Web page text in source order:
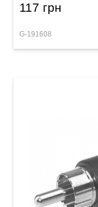
117 грн
G-191608